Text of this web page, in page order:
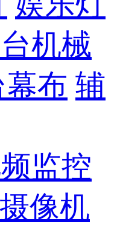
机械
布 辅
监控
像机